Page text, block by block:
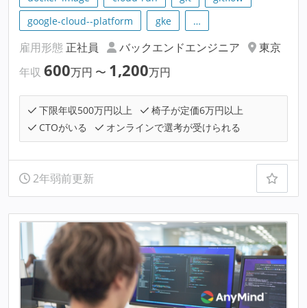
google-cloud--platform
gke …
雇用形態 正社員 バックエンドエンジニア
東京
年収 600万円 〜 1,200万円
下限年収500万円以上
椅子が定価6万円以上
CTOがいる
オンラインで選考が受けられる
2年弱前更新